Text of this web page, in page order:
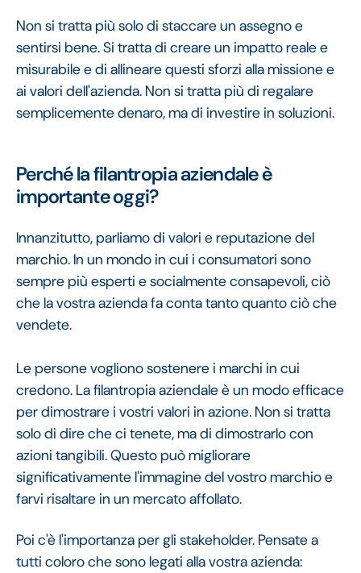
Non si tratta più solo di staccare un assegno e
sentirsi bene. Si tratta di creare un impatto reale e
misurabile e di allineare questi sforzi alla missione e
ai valori dell'azienda. Non si tratta più di regalare
semplicemente denaro, ma di investire in soluzioni.
Perché la filantropia aziendale è
importante oggi?
Innanzitutto, parliamo di valori e reputazione del
marchio. In un mondo in cui i consumatori sono
sempre più esperti e socialmente consapevoli, ciò
che la vostra azienda fa conta tanto quanto ciò che
vendete.
Le persone vogliono sostenere i marchi in cui
credono. La filantropia aziendale è un modo efficace
per dimostrare i vostri valori in azione. Non si tratta
solo di dire che ci tenete, ma di dimostrarlo con
azioni tangibili. Questo può migliorare
significativamente l'immagine del vostro marchio e
farvi risaltare in un mercato affollato.
Poi c'è l'importanza per gli stakeholder. Pensate a
tutti coloro che sono legati alla vostra azienda: